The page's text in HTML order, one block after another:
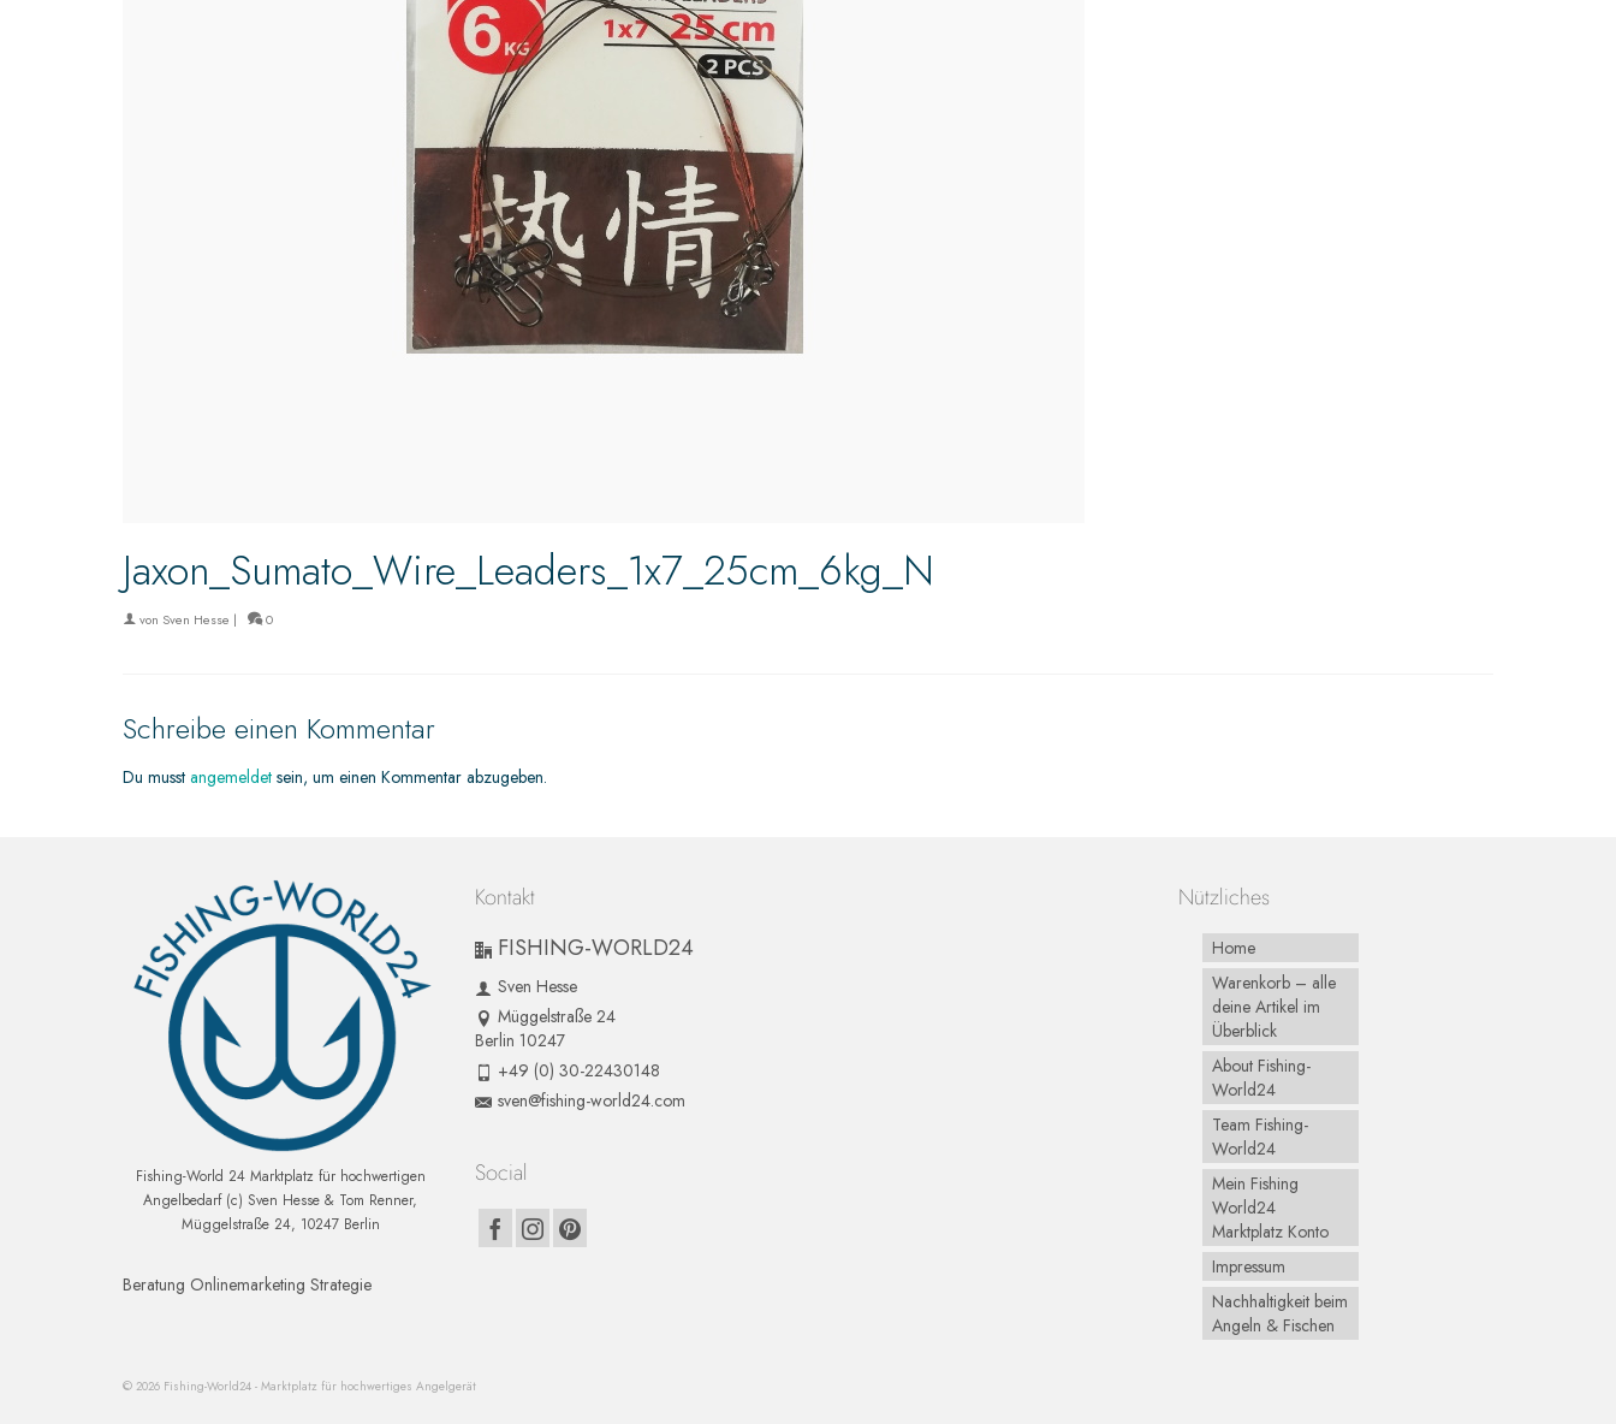
Jaxon_Sumato_Wire_Leaders_1x7_25cm_6kg_N
von Sven Hesse | 0
Schreibe einen Kommentar
Du musst angemeldet sein, um einen Kommentar abzugeben.
Fishing-World 24 Marktplatz für hochwertigen
Angelbedarf (c) Sven Hesse & Tom Renner,
Müggelstraße 24, 10247 Berlin
Beratung Onlinemarketing Strategie
Kontakt
FISHING-WORLD24
Sven Hesse
Müggelstraße 24
Berlin 10247
+49 (0) 30-22430148
sven@fishing-world24.com
Social
Nützliches
Home
Warenkorb – alle
deine Artikel im
Überblick
About Fishing-
World24
Team Fishing-
World24
Mein Fishing
World24
Marktplatz Konto
Impressum
Nachhaltigkeit beim
Angeln & Fischen
© 2026 Fishing-World24 - Marktplatz für hochwertiges Angelgerät